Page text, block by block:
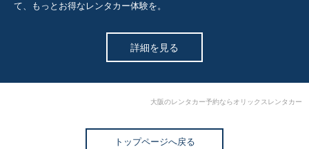
て、もっとお得なレンタカー体験を。
詳細を見る
大阪のレンタカー予約ならオリックスレンタカー
トップページへ戻る